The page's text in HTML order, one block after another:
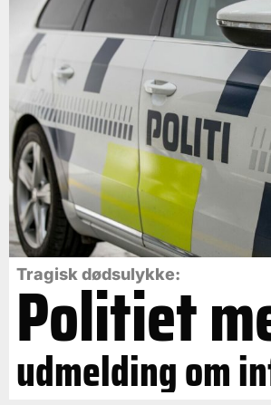
Tragisk dødsulykke:
Politiet
udmelding om